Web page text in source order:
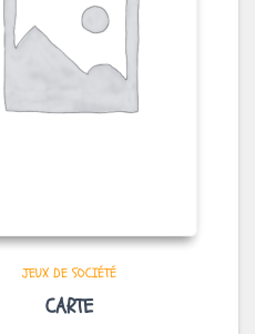
JEUX DE SOCIÉTÉ
CARTE